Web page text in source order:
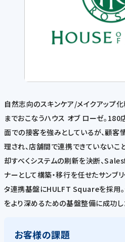
自然志向のスキンケア/メイクアップ
までおこなうハウス オブ ローゼ。
面での接客を強みとしているが、顧客
理され、店舗間で連携できていないこ
却すべくシステムの刷新を決断、
ナーとして構築・移行を任せたサンブ
タ連携基盤にHULFT Squareを採用
をより深めるための基盤整備に成功し
お客様の課題